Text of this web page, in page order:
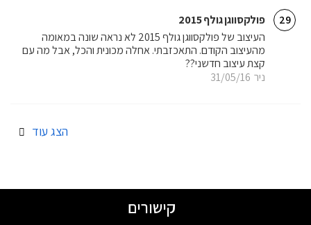
29 פולקסווגן גולף 2015
ניר 31/05/16
העיצוב של פולקסווגן גולף 2015 לא נראה שונה במאומה
מהעיצוב הקודם. התאכזבתי. אחלה מכונית והכל, אבל מה עם
קצת עיצוב חדשני??
הצג עוד
קישורים